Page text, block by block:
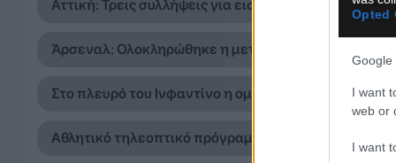
Opted
Google
I want
web or
I want
Αττική: Τρεις συλλήψεις για εισαγωγή 18 κιλών
Άρσεναλ: Ολοκληρώθηκε η μεταγραφή του Μπρούνο
Στο πλευρό του Ινφαντίνο η ομοσπονδία της
Αθλητικό τηλεοπτικό πρόγραμμα 10/08: Αναλυτικά